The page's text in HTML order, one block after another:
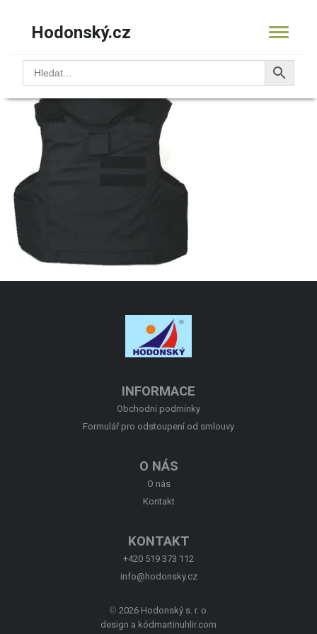
Hodonský.cz
16.1702 vesta UNIVERSAL3
INFORMACE
Obchodní podmínky
Formulář pro odstoupení od smlouvy
O NÁS
O nás
Kontakt
KONTAKT
+420 519 373 112
info@hodonsky.cz
© 2026 Hodonský s. r. o.
design a kód martinuhlir.com